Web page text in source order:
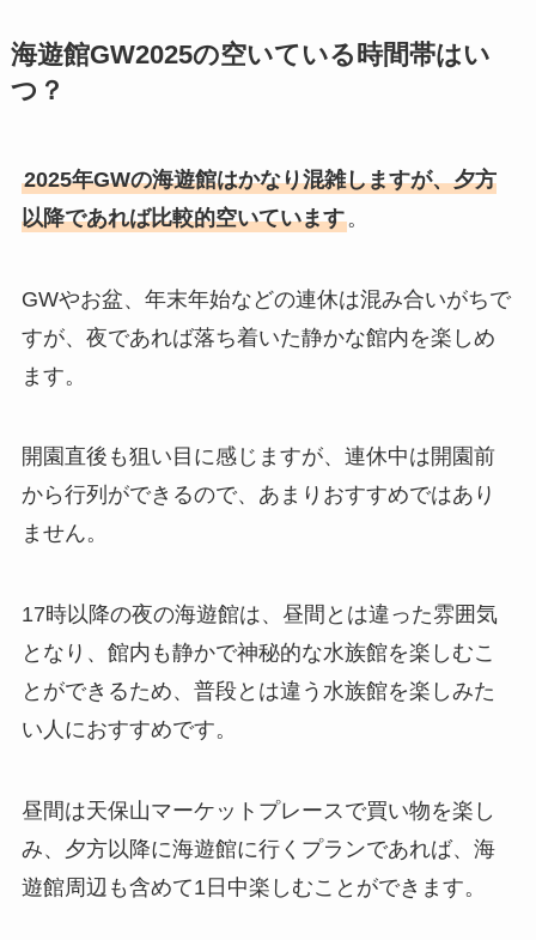
海遊館GW2025の空いている時間帯はい
つ？
2025年GWの海遊館はかなり混雑しますが、夕方
以降であれば比較的空いています。
GWやお盆、年末年始などの連休は混み合いがちで
すが、夜であれば落ち着いた静かな館内を楽しめ
ます。
開園直後も狙い目に感じますが、連休中は開園前
から行列ができるので、あまりおすすめではあり
ません。
17時以降の夜の海遊館は、昼間とは違った雰囲気
となり、館内も静かで神秘的な水族館を楽しむこ
とができるため、普段とは違う水族館を楽しみた
い人におすすめです。
昼間は天保山マーケットプレースで買い物を楽し
み、夕方以降に海遊館に行くプランであれば、海
遊館周辺も含めて1日中楽しむことができます。